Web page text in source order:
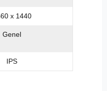
x 1440
Genel
IPS